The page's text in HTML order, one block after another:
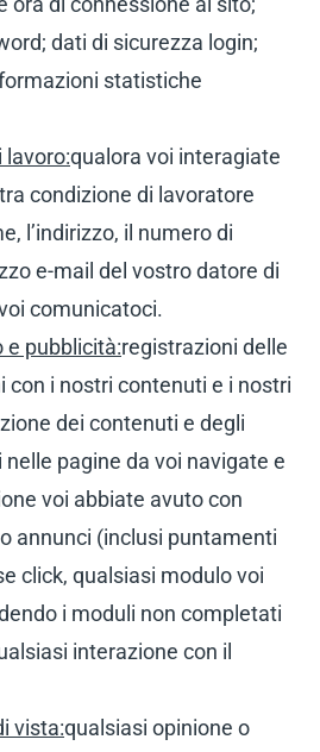
dati di sicurezza login;
statistiche
lavoro:qualora voi interagiate
condizione di lavoratore
l’indirizzo, il numero di
e-mail del vostro datore di
comunicatoci.
e pubblicità:registrazioni delle
con i nostri contenuti e i nostri
dei contenuti e degli
pagine da voi navigate e
voi abbiate avuto con
annunci (inclusi puntamenti
click, qualsiasi modulo voi
i moduli non completati
interazione con il
vista:qualsiasi opinione o